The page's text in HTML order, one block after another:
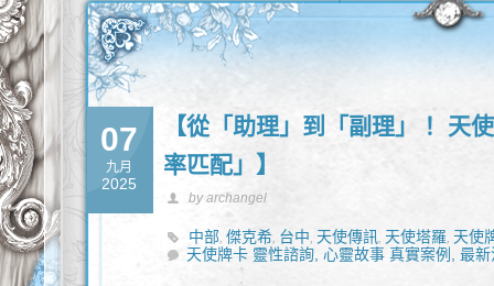
07
九月
2025
【從「助理」到「副理」！ 天
率匹配」】
by archangel
中部,傑克希, 台中, 天使傳訊, 天使塔羅, 天使
心靈,靈性諮詢
天使牌卡 靈性諮詢,心靈故事 真實案例,最